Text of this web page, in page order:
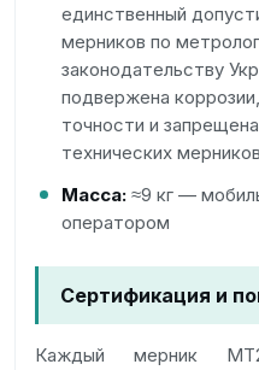
единственный
мерников по
законодательству
подвержена
точности и
технических мерников
Масса: ≈9 кг —
оператором
Сертификация и
Каждый мерник